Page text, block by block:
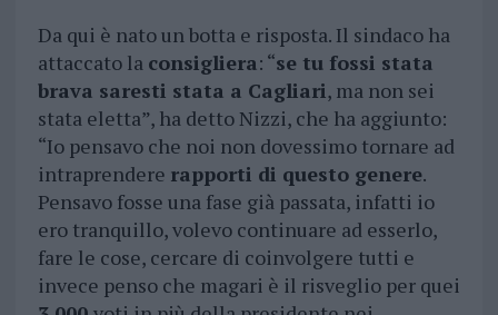
Da qui è nato un botta e risposta. Il sindaco ha
attaccato la consigliera: “se tu fossi stata
brava saresti stata a Cagliari, ma non sei
stata eletta”, ha detto Nizzi, che ha aggiunto:
“Io pensavo che noi non dovessimo tornare ad
intraprendere rapporti di questo genere.
Pensavo fosse una fase già passata, infatti io
ero tranquillo, volevo continuare ad esserlo,
fare le cose, cercare di coinvolgere tutti e
invece penso che magari è il risveglio per quei